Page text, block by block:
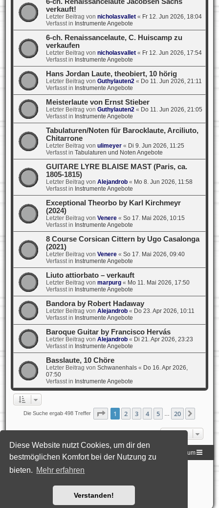
Diese Website nutzt Cookies, um dir den
bestmöglichen Komfort bei der Nutzung zu
bieten. Mehr erfahren
Verstanden!
verkauft!
Letzter Beitrag von nicholasvallet« Fr 12. Jun 2026, 18:04
Verfasst in Instrumente Angebote
6-ch. Renaissancelaute, C. Huiscamp zu
verkaufen
Letzter Beitrag von nicholasvallet« Fr 12. Jun 2026, 17:54
Verfasst in Instrumente Angebote
Hans Jordan Laute, theobiert, 10 hörig
Letzter Beitrag von Guthylauten2 « Do 11. Jun 2026, 21:11
Verfasst in Instrumente Angebote
Meisterlaute von Ernst Stieber
Letzter Beitrag von Guthylauten2 « Do 11. Jun 2026, 21:05
Verfasst in Instrumente Angebote
Tabulaturen/Noten für Barocklaute, Arciliuto,
Chitarrone
Letzter Beitrag von ulimeyer« Di 9. Jun 2026, 11:25
Verfasst in Tabulaturen und Noten Angebote
GUITARE LYRE BLAISE MAST (Paris, ca.
1805-1815)
Letzter Beitrag von Alejandrob« Mo 8. Jun 2026, 11:58
Verfasst in Instrumente Angebote
Exceptional Theorbo by Karl Kirchmeyr
(2024)
Letzter Beitrag von Venere« So 17. Mai 2026, 10:15
Verfasst in Instrumente Angebote
8 Course Corsican Cittern by Ugo Casalonga
(2021)
Letzter Beitrag von Venere« So 17. Mai 2026, 09:40
Verfasst in Instrumente Angebote
Liuto attiorbato – verkauft
Letzter Beitrag von marpurg« Mo 11. Mai 2026, 17:50
Verfasst in Instrumente Angebote
Bandora by Robert Hadaway
Letzter Beitrag von Alejandrob« Do 23. Apr 2026, 10:11
Verfasst in Instrumente Angebote
Baroque Guitar by Francisco Hervás
Letzter Beitrag von Alejandrob« Di 21. Apr 2026, 23:23
Verfasst in Instrumente Angebote
Basslaute, 10 Chöre
Letzter Beitrag von Schwanenhals« Do 16. Apr 2026,
07:50
Verfasst in Instrumente Angebote
Die Suche ergab 498 Treffer Seite 1von 20
1 2 3 4 5 20
Gehe zu
Homepage der DLG Foren-Übersicht Impressum
Powered byphpBB® Forum Software © phpBB Limited
Style: Black-Silver-Split by Joyce&LunaphpBB-Style-Design
Nutzungsbedingungen